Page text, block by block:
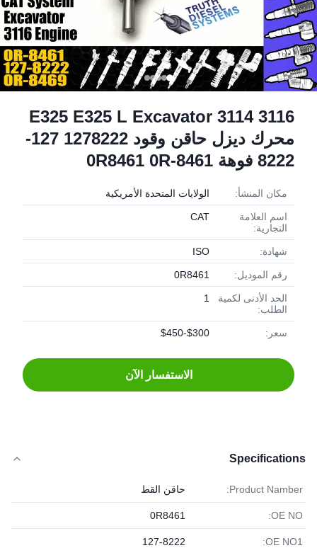
E325 E325 L Excavator 3114 3116
محرك ديزل حاقن وقود 1278222 127-
8222 فوهة 0R8461 0R-8461
مكان المنشأ: الولايات المتحدة الأمريكية
اسم العلامة
التجارية:
CAT
شهادة: ISO
رقم الموديل: 0R8461
الحد الأدنى لكمية
الطلب:
1
سعر: $300-$450
الاستفسار الآن
Specifications
Product Namber: حاقن القط
OE NO:
0R8461
OE NO1:
127-8222